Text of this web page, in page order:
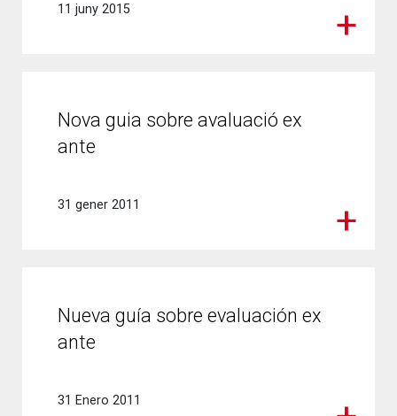
11 juny 2015
Nova guia sobre avaluació ex
ante
31 gener 2011
Nueva guía sobre evaluación ex
ante
31 Enero 2011